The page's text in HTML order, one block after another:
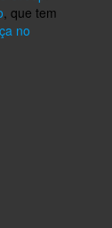
, que tem
no